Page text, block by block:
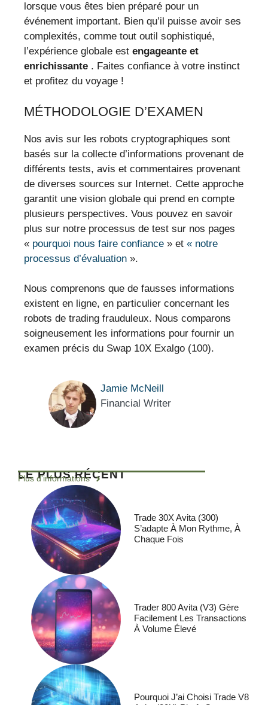
lorsque vous êtes bien préparé pour un
événement important. Bien qu’il puisse avoir ses
complexités, comme tout outil sophistiqué,
l’expérience globale est engageante et
enrichissante . Faites confiance à votre instinct
et profitez du voyage !
MÉTHODOLOGIE D’EXAMEN
Nos avis sur les robots cryptographiques sont
basés sur la collecte d’informations provenant de
différents tests, avis et commentaires provenant
de diverses sources sur Internet. Cette approche
garantit une vision globale qui prend en compte
plusieurs perspectives. Vous pouvez en savoir
plus sur notre processus de test sur nos pages
« pourquoi nous faire confiance » et « notre
processus d’évaluation ».
Nous comprenons que de fausses informations
existent en ligne, en particulier concernant les
robots de trading frauduleux. Nous comparons
soigneusement les informations pour fournir un
examen précis du Swap 10X Exalgo (100).
Jamie McNeill
Financial Writer
LE PLUS RÉCENT
Plus d'informations
Trade 30X Avita (300)
S’adapte À Mon Rythme, À
Chaque Fois
Trader 800 Avita (V3) Gère
Facilement Les Transactions
À Volume Élevé
Pourquoi J’ai Choisi Trade V8